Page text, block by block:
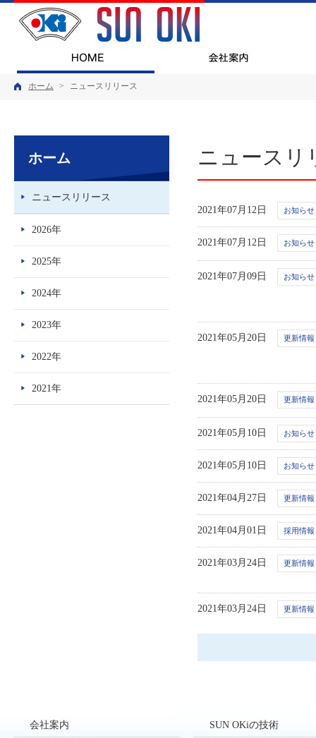
ホーム > ニュースリリース
ニュースリ
2021年07月12日 お知らせ
2021年07月12日 お知らせ
2021年07月09日 お知らせ
2021年05月20日 更新情報
2021年05月20日 更新情報
2021年05月10日 お知らせ
2021年05月10日 お知らせ
2021年04月27日 更新情報
2021年04月01日 採用情報
2021年03月24日 更新情報
2021年03月24日 更新情報
ホーム
ニュースリリース
2026年
2025年
2024年
2023年
2022年
2021年
会社案内 SUN OKiの技術